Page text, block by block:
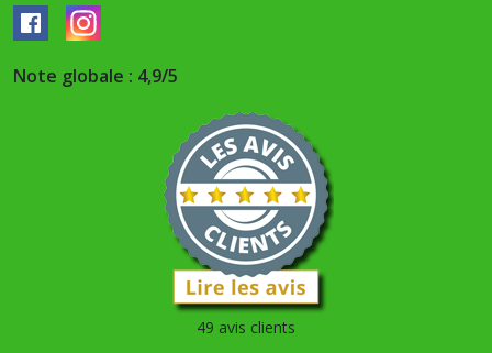
Note globale : 4,9/5
49 avis clients